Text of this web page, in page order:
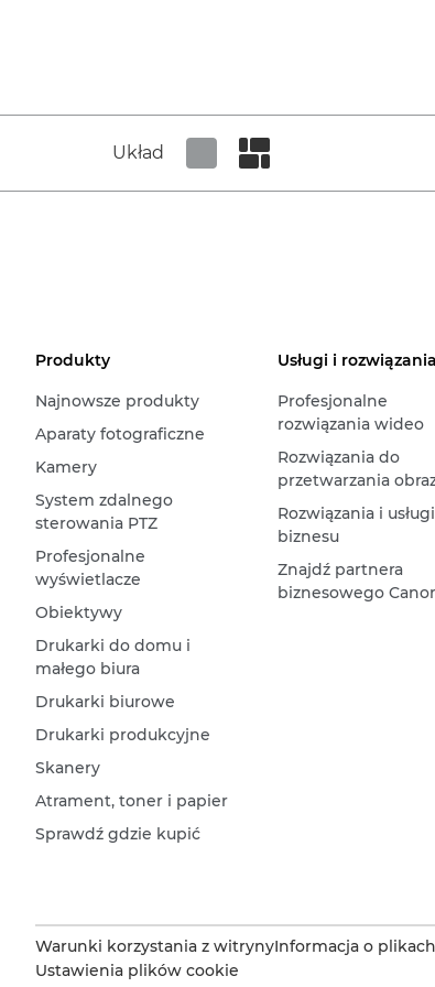
Układ
Produkty
Najnowsze produkty
Aparaty fotograficzne
Kamery
System zdalnego
sterowania PTZ
Profesjonalne
wyświetlacze
Obiektywy
Drukarki do domu i
małego biura
Drukarki biurowe
Drukarki produkcyjne
Skanery
Atrament, toner i papier
Sprawdź gdzie kupić
Usługi i rozwiązania
Profesjonalne
rozwiązania wideo
Rozwiązania do
przetwarzania
Rozwiązania i
biznesu
Znajdź partnera
biznesowego
Warunki korzystania z witrynyInformacja o
Ustawienia plików cookie